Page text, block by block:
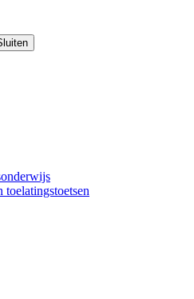
toelatingstoetsen